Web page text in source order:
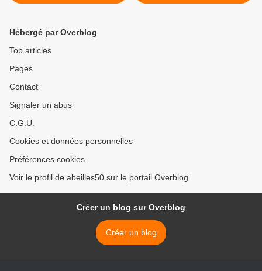
Hébergé par Overblog
Top articles
Pages
Contact
Signaler un abus
C.G.U.
Cookies et données personnelles
Préférences cookies
Voir le profil de abeilles50 sur le portail Overblog
Créer un blog sur Overblog
Créer un blog